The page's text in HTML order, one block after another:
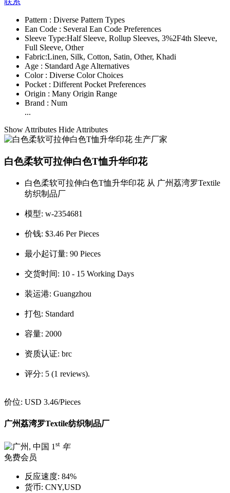
Pattern : Diverse Pattern Types
Ean Code : Several Ean Code Preferences
Sleeve Type:Half Sleeve, Rollup Sleeves, 3%2F4th Sleeve,
Full Sleeve, Other
Fabric:Linen, Silk, Cotton, Satin, Other, Khadi
Age : Standard Age Alternatives
Color : Diverse Color Choices
Pocket : Different Pocket Preferences
Origin : Many Origin Range
Brand : Num
...
Show Attributes Hide Attributes
白色柔软可拉伸白色T恤升华印花
白色柔软可拉伸白色T恤升华印花 从 广州荔湾罗Textile
纺织制品厂
模型: w-2354681
价钱: $3.46 Per Pieces
最小起订量: 90 Pieces
交货时间: 10 - 15 Working Days
装运港: Guangzhou
打包: Standard
容量: 2000
资质认证: brc
评分: 5 (1 reviews).
价位: USD 3.46/Pieces
广州荔湾罗Textile纺织制品厂
1st 年
免费会员
反应速度: 84%
货币: CNY,USD